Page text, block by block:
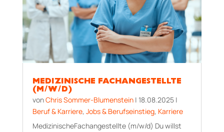
MEDIZINISCHE FACHANGESTELLTE
(M/W/D)
vonChris Sommer-Blumenstein| 18.08.2025|
Beruf & Karriere, Jobs & Berufseinstieg, Karriere
MedizinischeFachangestellte (m/w/d) Du willst